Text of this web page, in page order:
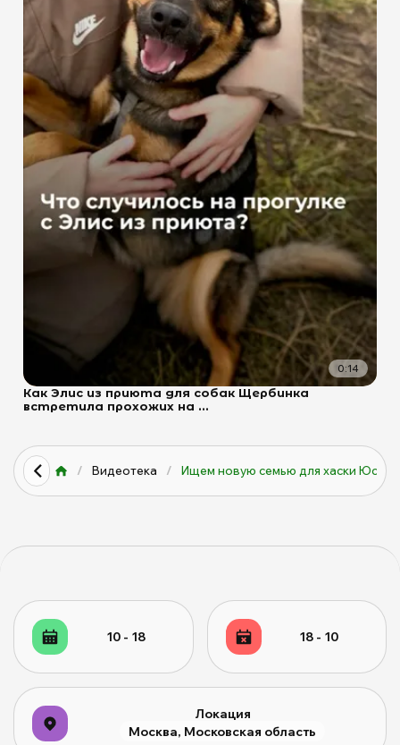
0:14
Как Элис из приюта для собак Щербинка
встретила прохожих на ...
/ Видеотека / Ищем новую семью для хаски Юси...
10 - 18 18 - 10
Локация
Москва, Московская область